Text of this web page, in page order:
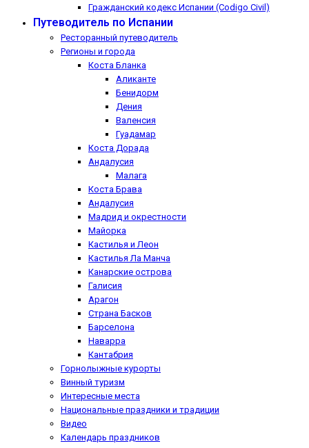
Гражданский кодекс Испании (Codigo Civil)
Путеводитель по Испании
Ресторанный путеводитель
Регионы и города
Коста Бланка
Аликанте
Бенидорм
Дения
Валенсия
Гуадамар
Коста Дорада
Андалусия
Малага
Коста Брава
Андалусия
Мадрид и окрестности
Майорка
Кастилья и Леон
Кастилья Ла Манча
Канарские острова
Галисия
Арагон
Страна Басков
Барселона
Наварра
Кантабрия
Горнолыжные курорты
Винный туризм
Интересные места
Национальные праздники и традиции
Видео
Календарь праздников